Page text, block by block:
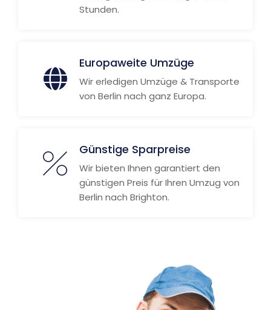
Stunden.
Europaweite Umzüge
Wir erledigen Umzüge & Transporte
von Berlin nach ganz Europa.
Günstige Sparpreise
Wir bieten Ihnen garantiert den
günstigen Preis für Ihren Umzug von
Berlin nach Brighton.